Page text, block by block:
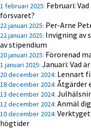
1 februari 2025: Februari:
försvaret?
22 januari 2025: Per-Arne
22 januari 2025: Invigning av
av stipendium
20 januari 2025: Förorenad
1 januari 2025: Januari: Vad
20 december 2024: Lennart
18 december 2024: Åtgärder
13 december 2024:
12 december 2024: Anmäl
10 december 2024:
högtider